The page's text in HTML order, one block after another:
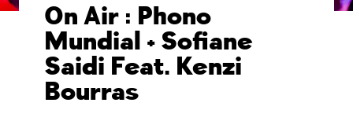
On Air : Phono
Mundial + Sofiane
Saidi Feat. Kenzi
Bourras